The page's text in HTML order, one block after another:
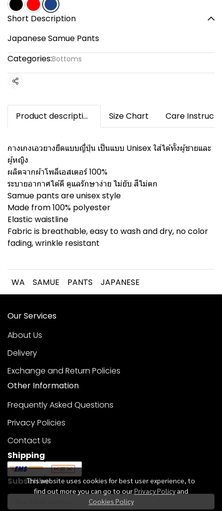
Short Description
Japanese Samue Pants
Categories:Bottoms
Share
Product description Size Chart Care
กางเกงเอวยางยืดแบบญี่ปุ่น เป็นแบบ Unisex ใส่ได้ทั้งผู้ชายและ
ผู้หญิง
ผลิตจากผ้าโพลีเอสเตอร์ 100%
ระบายอากาศได้ดี ดูแลรักษาง่าย ไม่ยับ สีไม่ตก
Samue pants are unisex style
Made from 100% polyester
Elastic waistline
Fabric is breathable, easy to wash and dry, no color
fading, wrinkle resistant
WA SAMUE PANTS JAPANESE
This website uses cookies for best user experience, to
find out more you can go to ourPrivacy Policy and
Cookies Policy
Our Services
About Us
Delivery
Exchange and Return Policies
Other Information
Frequently Asked Questions
Privacy Policies
Contact Us
Shipping
Subscribe